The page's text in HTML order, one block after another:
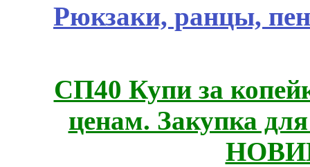
Рюкзаки, ранцы,
СП40 Купи за
ценам. Закупка